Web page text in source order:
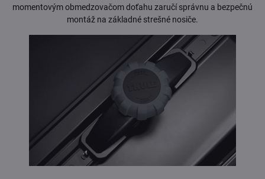
momentovým obmedzovačom doťahu zaručí správnu a bezpečnú
montáž na základné strešné nosiče.